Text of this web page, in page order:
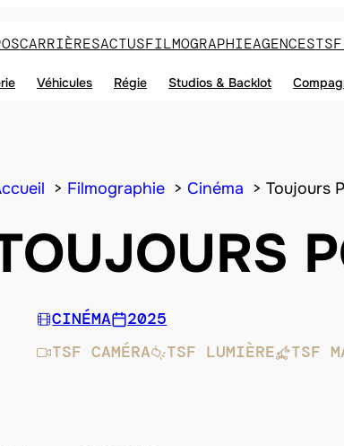
CARRIÈRESACTUSFILMOGRAPHIEAGENCES
Véhicules Régie Studios & Backlot
Filmographie Cinéma Toujours
CINÉMA
2025
TSF CAMÉRA
TSF LUMIÈRE TSF